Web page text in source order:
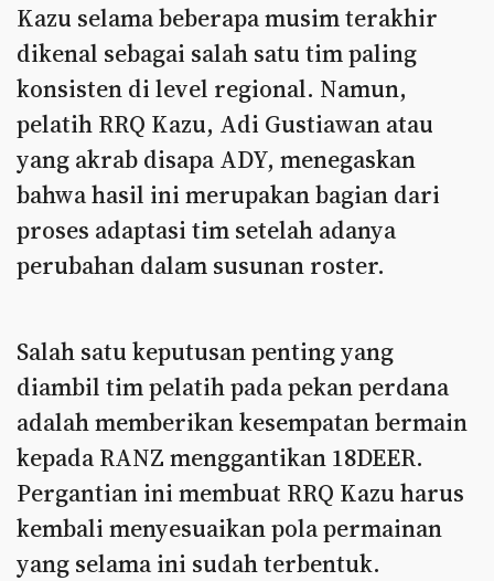
Kazu selama beberapa musim terakhir
dikenal sebagai salah satu tim paling
konsisten di level regional. Namun,
pelatih RRQ Kazu, Adi Gustiawan atau
yang akrab disapa ADY, menegaskan
bahwa hasil ini merupakan bagian dari
proses adaptasi tim setelah adanya
perubahan dalam susunan roster.
Salah satu keputusan penting yang
diambil tim pelatih pada pekan perdana
adalah memberikan kesempatan bermain
kepada RANZ menggantikan 18DEER.
Pergantian ini membuat RRQ Kazu harus
kembali menyesuaikan pola permainan
yang selama ini sudah terbentuk.